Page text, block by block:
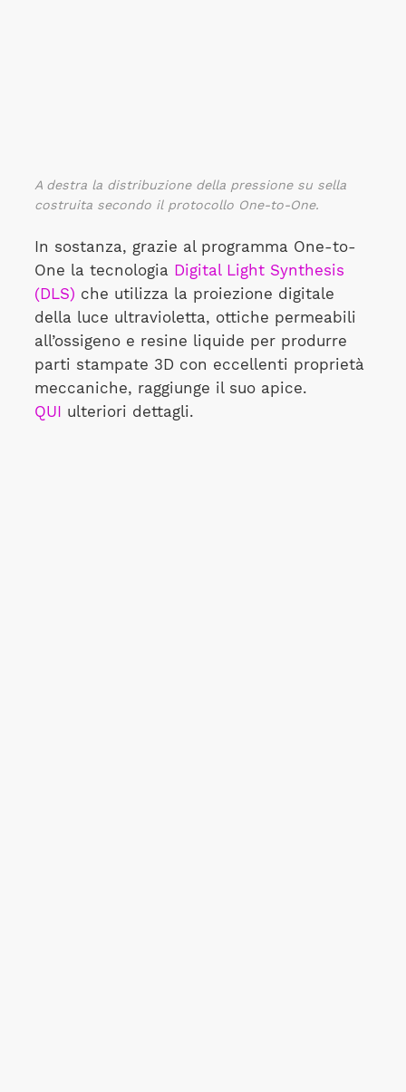
A destra la distribuzione della pressione su sella
costruita secondo il protocollo One-to-One.
In sostanza, grazie al programma One-to-
One la tecnologia Digital Light Synthesis
(DLS) che utilizza la proiezione digitale
della luce ultravioletta, ottiche permeabili
all’ossigeno e resine liquide per produrre
parti stampate 3D con eccellenti proprietà
meccaniche, raggiunge il suo apice.
QUI ulteriori dettagli.